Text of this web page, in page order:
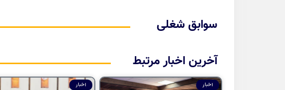
سوابق شغلی
آخرین اخبار مرتبط
اخبار اخبار